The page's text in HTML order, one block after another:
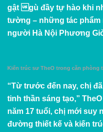
gật gù đầy tự hào khi
tường – những tác phẩm
người Hà Nội Phương
Kiến trúc sư TheO trong căn phòng
“Từ trước đến nay, chị
tinh thần sáng tạo,”
năm 17 tuổi, chị mới suy
đường thiết kế và kiến